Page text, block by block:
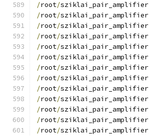
/root/sziklai_pair_amplifier
/root/sziklai_pair_amplifier
/root/sziklai_pair_amplifier
/root/sziklai_pair_amplifier
/root/sziklai_pair_amplifier
/root/sziklai_pair_amplifier
/root/sziklai_pair_amplifier
/root/sziklai_pair_amplifier
/root/sziklai_pair_amplifier
/root/sziklai_pair_amplifier
/root/sziklai_pair_amplifier
/root/sziklai_pair_amplifier
/root/sziklai_pair_amplifier